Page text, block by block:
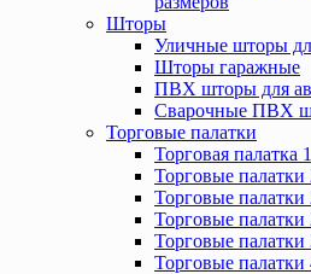
Шторы
Уличные шторы
Шторы гаражные
ПВХ шторы для
Сварочные ПВХ
Торговые палатки
Торговая палатка
Торговые палатки
Торговые палатки
Торговые палатки
Торговые палатки
Торговые палатки